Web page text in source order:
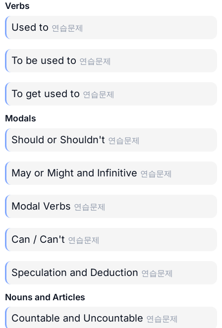
Verbs
Used to 연습문제
To be used to 연습문제
To get used to 연습문제
Modals
Should or Shouldn't 연습문제
May or Might and Infinitive 연습문제
Modal Verbs 연습문제
Can / Can't 연습문제
Speculation and Deduction 연습문제
Nouns and Articles
Countable and Uncountable 연습문제